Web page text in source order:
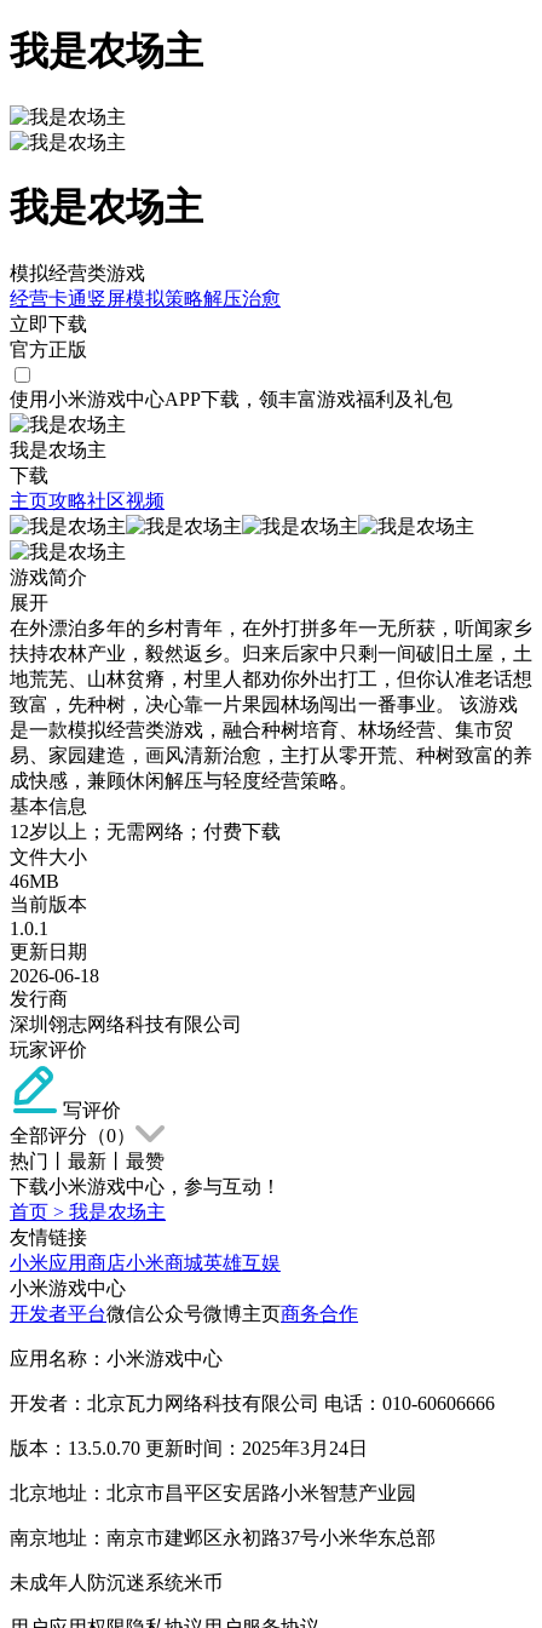
我是农场主
我是农场主
模拟经营类游戏
经营卡通竖屏模拟策略解压治愈
立即下载
官方正版
使用小米游戏中心APP下载 ，领丰富游戏福利 及礼包
我是农场主
下载
主页攻略社区视频
游戏简介
展开
在外漂泊多年的乡村青年，在外打拼多年一无所获，听闻家乡
扶持农林产业，毅然返乡。归来后家中只剩一间破旧土屋，土
地荒芜、山林贫瘠，村里人都劝你外出打工，但你认准老话想
致富，先种树，决心靠一片果园林场闯出一番事业。 该游戏
是一款模拟经营类游戏，融合种树培育、林场经营、集市贸
易、家园建造，画风清新治愈，主打从零开荒、种树致富的养
成快感，兼顾休闲解压与轻度经营策略。
基本信息
12岁以上；无需网络；付费下载
文件大小
46MB
当前版本
1.0.1
更新日期
2026-06-18
发行商
深圳翎志网络科技有限公司
玩家评价
写评价
全部评分（0）
热门
最新
最赞
下载小米游戏中心，参与互动！
首页 > 我是农场主
友情链接
小米应用商店小米商城英雄互娱
小米游戏中心
开发者平台微信公众号微博主页商务合作
应用名称：小米游戏中心
开发者：北京瓦力网络科技有限公司 电话：010-60606666
版本：13.5.0.70 更新时间：2025年3月24日
北京地址：北京市昌平区安居路小米智慧产业园
南京地址：南京市建邺区永初路37号小米华东总部
未成年人防沉迷系统米币